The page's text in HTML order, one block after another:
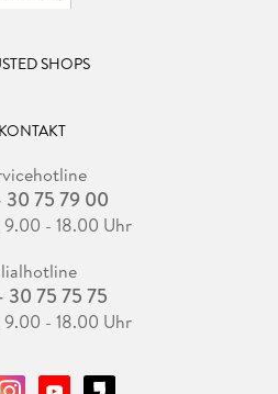
SHOPS
KONTAKT
75 79 00
9.00 - 18.00 Uhr
30 75 75 75
9.00 - 18.00 Uhr